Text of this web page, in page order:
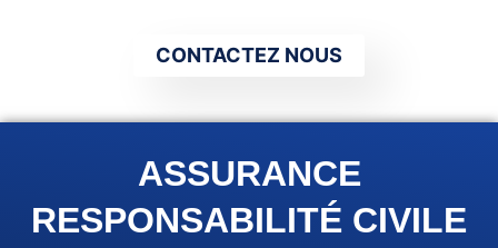
CONTACTEZ NOUS
ASSURANCE
RESPONSABILITÉ CIVILE